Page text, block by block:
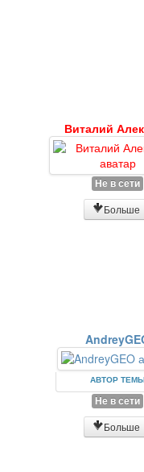
Виталий
Не в сети
Больше
АВТОР
Не в сети
Больше